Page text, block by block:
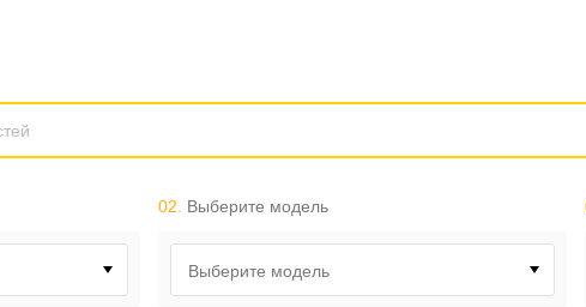
02. Выберите модель
Выберите модель